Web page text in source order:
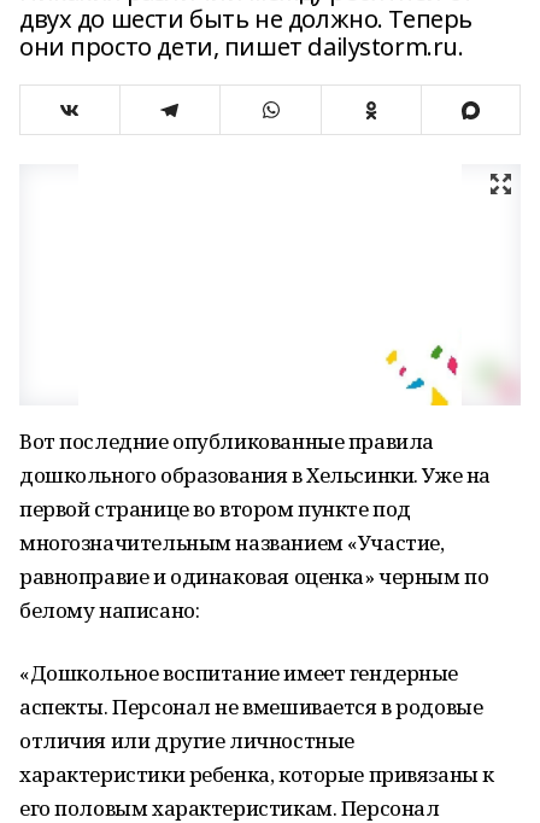
двух до шести быть не должно. Теперь
они просто дети, пишет dailystorm.ru.
Вот последние опубликованные правила
дошкольного образования в Хельсинки. Уже на
первой странице во втором пункте под
многозначительным названием «Участие,
равноправие и одинаковая оценка» черным по
белому написано:
«Дошкольное воспитание имеет гендерные
аспекты. Персонал не вмешивается в родовые
отличия или другие личностные
характеристики ребенка, которые привязаны к
его половым характеристикам. Персонал